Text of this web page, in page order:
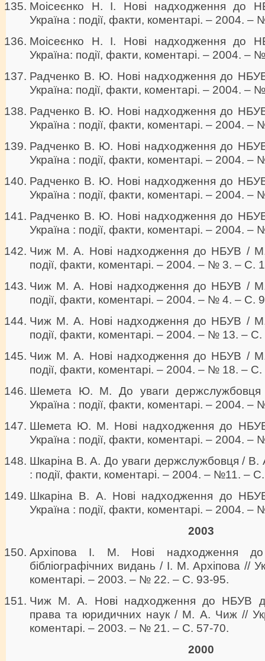
Моісеєнко Н. І. Нові надходження до
Україна : події, факти, коментарі. – 2004.
Моісеєнко Н. І. Нові надходження до
Україна: події, факти, коментарі. – 2004. –
Радченко В. Ю. Нові надходження до
Україна: події, факти, коментарі. – 2004. –
Радченко В. Ю. Нові надходження до
Україна : події, факти, коментарі. – 2004.
Радченко В. Ю. Нові надходження до
Україна : події, факти, коментарі. – 2004.
Радченко В. Ю. Нові надходження до
Україна : події, факти, коментарі. – 2004.
Радченко В. Ю. Нові надходження до
Україна : події, факти, коментарі. – 2004.
Чиж М. А. Нові надходження до НБУВ /
події, факти, коментарі. – 2004. – № 3. – С.
Чиж М. А. Нові надходження до НБУВ /
події, факти, коментарі. – 2004. – № 4. – С.
Чиж М. А. Нові надходження до НБУВ /
події, факти, коментарі. – 2004. – № 13. –
Чиж М. А. Нові надходження до НБУВ /
події, факти, коментарі. – 2004. – № 18. –
Шемета Ю. М. До уваги
Україна : події, факти, коментарі. – 2004.
Шемета Ю. М. Нові надходження до
Україна : події, факти, коментарі. – 2004.
Шкаріна В. А. До уваги держслужбовця / В.
: події, факти, коментарі. – 2004. – №11. –
Шкаріна В. А. Нові надходження до
Україна : події, факти, коментарі. – 2004.
2003
Архіпова І. М. Нові надходження
бібліографічних видань / І. М. Архіпова //
коментарі. – 2003. – № 22. – С. 93-95.
Чиж М. А. Нові надходження до НБУВ
права та юридичних наук / М. А. Чиж //
коментарі. – 2003. – № 21. – С. 57-70.
2000